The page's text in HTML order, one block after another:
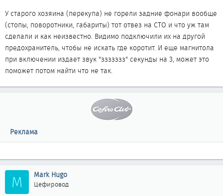
У старого хозяина (перекупа) не горели задние фонари вообще
(стопы, поворотники, габариты) тот отвез на СТО и что уж там
сделали и как неизвестно. Видимо подключили их на другой
предохранитель, чтобы не искать где коротит. И еще магнитола
при включении издает звук "ззззззз" секунды на 3, может это
поможет потом найти что не так.
Реклама
M Mark Hugo
Цефировод